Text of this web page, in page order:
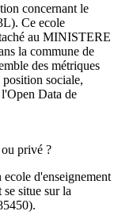
concernant le
). Ce ecole
au MINISTERE
la commune de
des métriques
position sociale,
l'Open Data de
privé ?
d'enseignement
situe sur la